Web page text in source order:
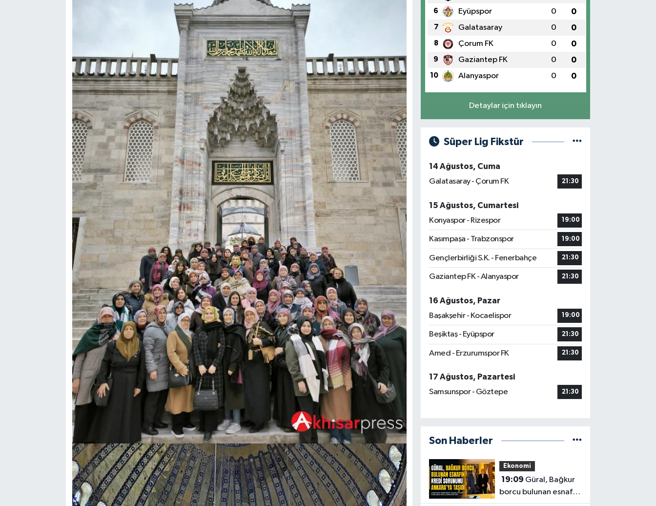
6 Eyüpspor 0 0
7 Galatasaray 0 0
8 Çorum FK 0 0
9 Gaziantep FK 0 0
10 Alanyaspor 0 0
Detaylar için tıklayın
Süper Lig Fikstür
14 Ağustos, Cuma
Galatasaray - Çorum FK
21:30
15 Ağustos, Cumartesi
Konyaspor - Rizespor
19:00
Kasımpaşa - Trabzonspor 19:00
Gençlerbirliği S.K. - Fenerbahçe 21:30
Gaziantep FK - Alanyaspor 21:30
16 Ağustos, Pazar
Başakşehir - Kocaelispor
19:00
Beşiktaş - Eyüpspor 21:30
Amed - Erzurumspor FK 21:30
17 Ağustos, Pazartesi
Samsunspor - Göztepe
21:30
Son Haberler
Ekonomi
19:09
borcu bulunan esnafın